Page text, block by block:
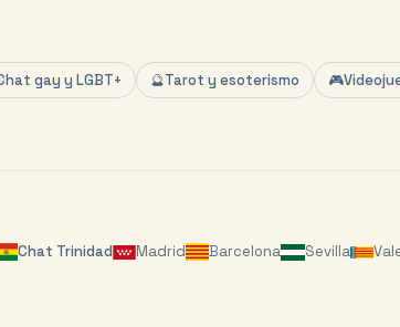
gay y LGBT+ 🔮Tarot y esoterismo 🎮
Chat Trinidad Madrid Barcelona Sevilla